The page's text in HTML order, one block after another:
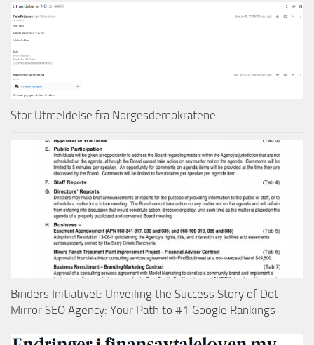
Stor Utmeldelse fra Norgesdemokratene
Binders Initiativet: Unveiling the Success Story of Dot
Mirror SEO Agency: Your Path to #1 Google Rankings